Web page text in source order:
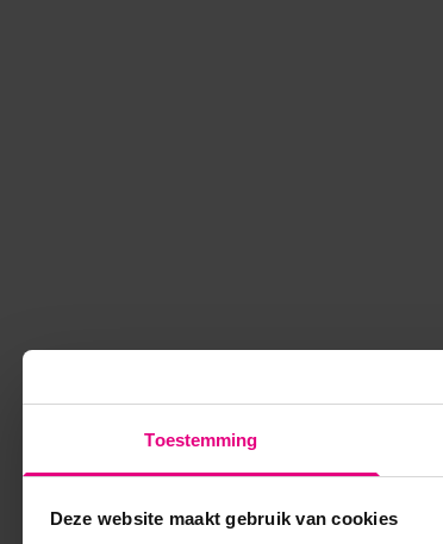
Toestemming
Deze website maakt gebruik van cookies